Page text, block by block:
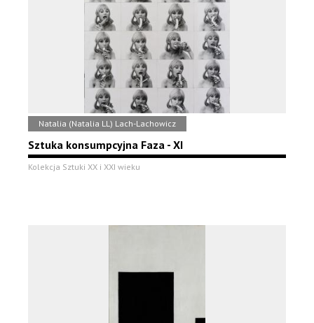
Natalia (Natalia LL) Lach-Lachowicz
Sztuka konsumpcyjna Faza - XI
Kolekcja Sztuki XX i XXI wieku